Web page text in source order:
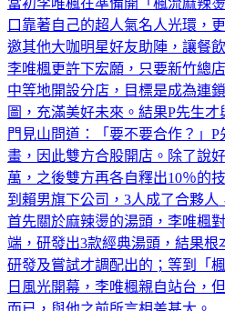
口靠著自己的超人氣名人光環，
邀其他大咖明星好友助陣，讓餐
李唯楓更許下宏願，只要新竹總
中等地開設分店，目標是成為連
圖，充滿美好未來。結果P先生
門見山問道：「要不要合作？」P
畫，因此雙方合股開店。除了說
萬，之後雙方再各自釋出10％的
到賴男旗下公司，3人成了合夥
首先關於麻辣燙的湯頭，李唯楓
端，研發出3款經典湯頭，結果根
研發及嘗試才調配出的；等到「
日風光開幕，李唯楓親自站台，
而已，與他之前所言相差甚大。